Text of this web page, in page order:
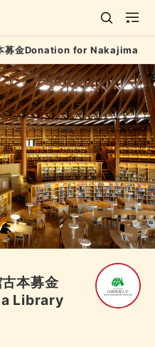
募金Donation for Nakajima
本募金
Library